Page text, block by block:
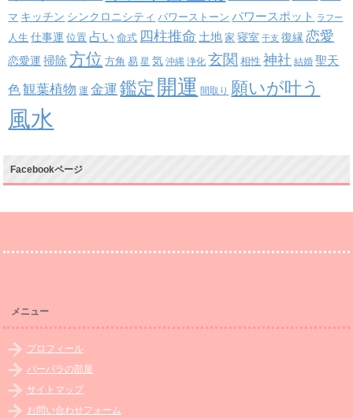
マ キッチン シンクロニシティ パワーストーン パワースポット ラフー
人生 仕事運 位置 占い 命式 四柱推命 土地 家 寝室 干支 復縁 恋愛
恋愛運 掃除 方位 方角 易 星 気 沖縄 浄化 玄関 相性 神社 結婚 聖天
色 観葉植物 運 金運 鑑定 開運 間取り 願いが叶う
風水
Facebookページ
メニュー
プロフィール
バーバラの部屋
サイトマップ
お問い合わせフォーム